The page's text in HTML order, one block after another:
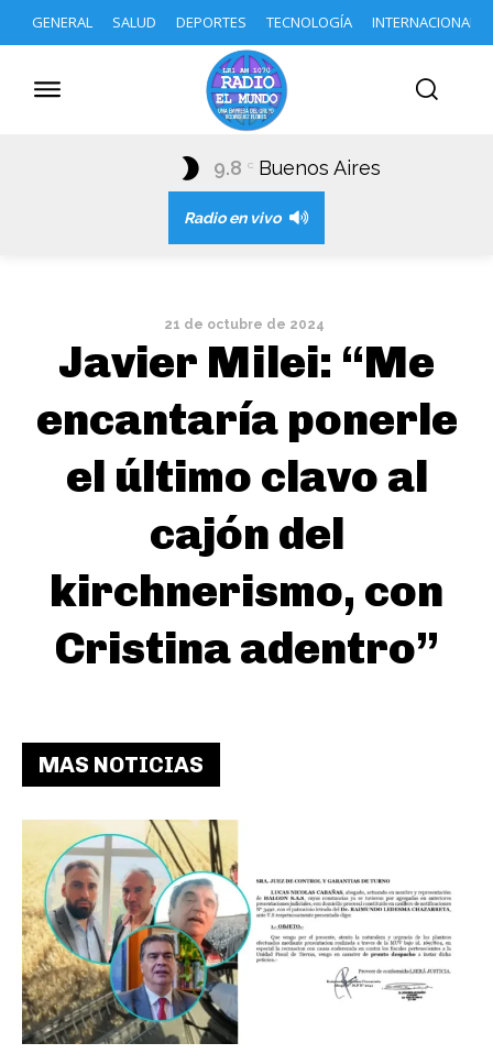
GENERAL SALUD DEPORTES TECNOLOGÍA INTERNACIONAL
9.8 C Buenos Aires
Radio en vivo
21 de octubre de 2024
Javier Milei: “Me
encantaría ponerle
el último clavo al
cajón del
kirchnerismo, con
Cristina adentro”
MAS NOTICIAS